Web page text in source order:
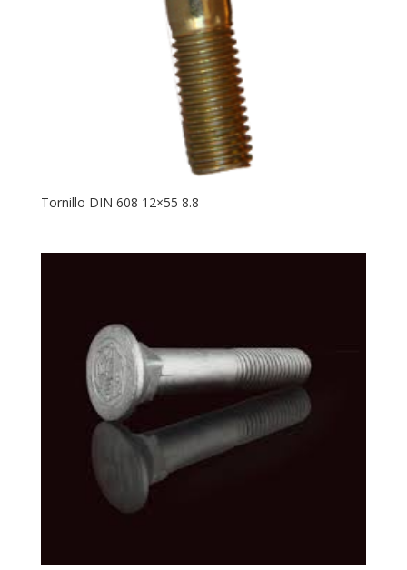
Tornillo DIN 608 12×55 8.8